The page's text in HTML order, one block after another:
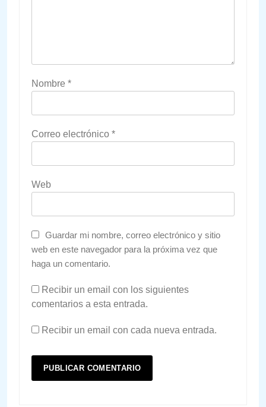
Nombre *
Correo electrónico *
Web
Guardar mi nombre, correo electrónico y sitio
web en este navegador para la próxima vez que
haga un comentario.
Recibir un email con los siguientes
comentarios a esta entrada.
Recibir un email con cada nueva entrada.